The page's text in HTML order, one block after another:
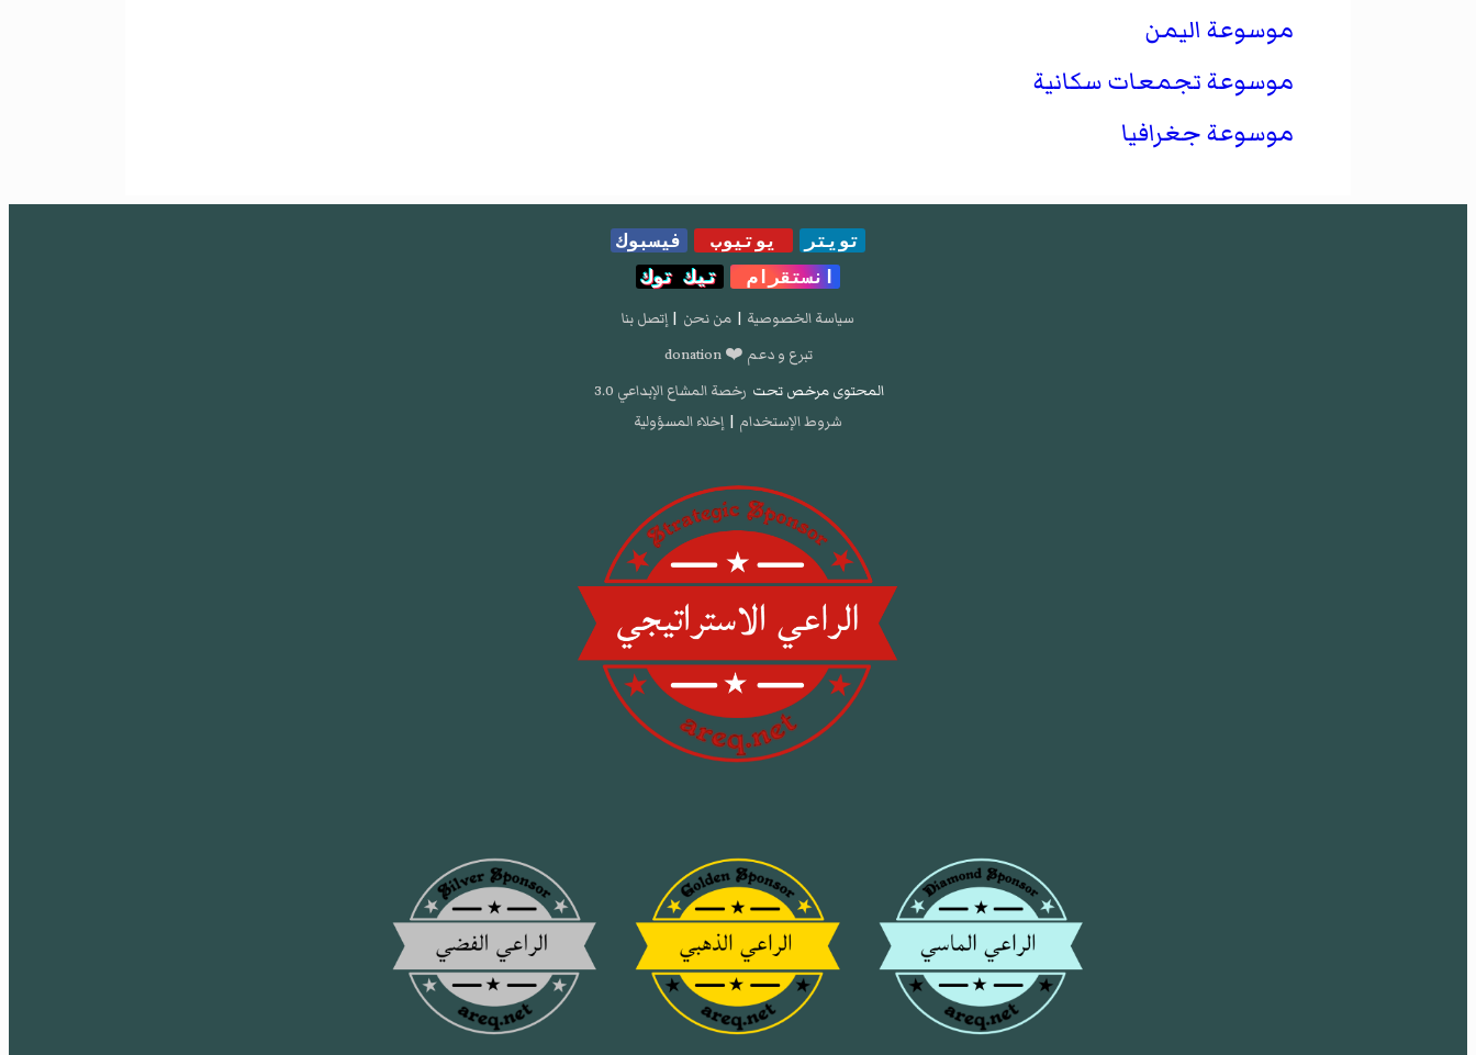
موسوعة اليمن
موسوعة تجمعات سكانية
موسوعة جغرافيا
تويتر يوتيوب
فيسبوك
انستقرام
تيك توك
سياسة الخصوصية | من نحن | إتصل بنا
تبرع و دعم ❤️ donation
المحتوى مرخص تحت رخصة المشاع الإبداعي 3.0
شروط الإستخدام | إخلاء المسؤولية